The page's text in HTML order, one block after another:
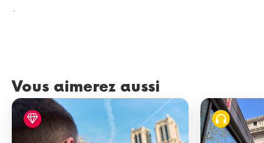
.
Vous aimerez aussi